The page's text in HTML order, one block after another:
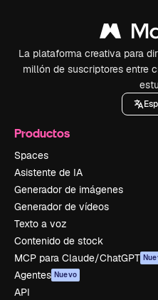
La plataforma creativa para
millón de suscriptores entre
Productos
Spaces
Asistente de IA
Generador de imágenes
Generador de vídeos
Texto a voz
Contenido de stock
MCP para Claude/ChatGPT
Agentes Nuevo
API